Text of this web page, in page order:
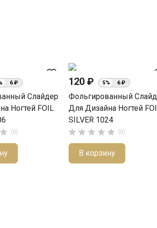
favorite_border
6 ₽
Слайдер
Ногтей FOIL
 (0)
120 ₽ 5% 6 ₽
Фольгированный
Для Дизайна Ногтей
SILVER 1024
     (0)
В корзину